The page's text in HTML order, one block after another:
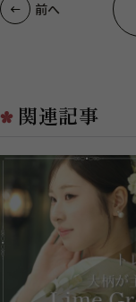
前へ
関連記事